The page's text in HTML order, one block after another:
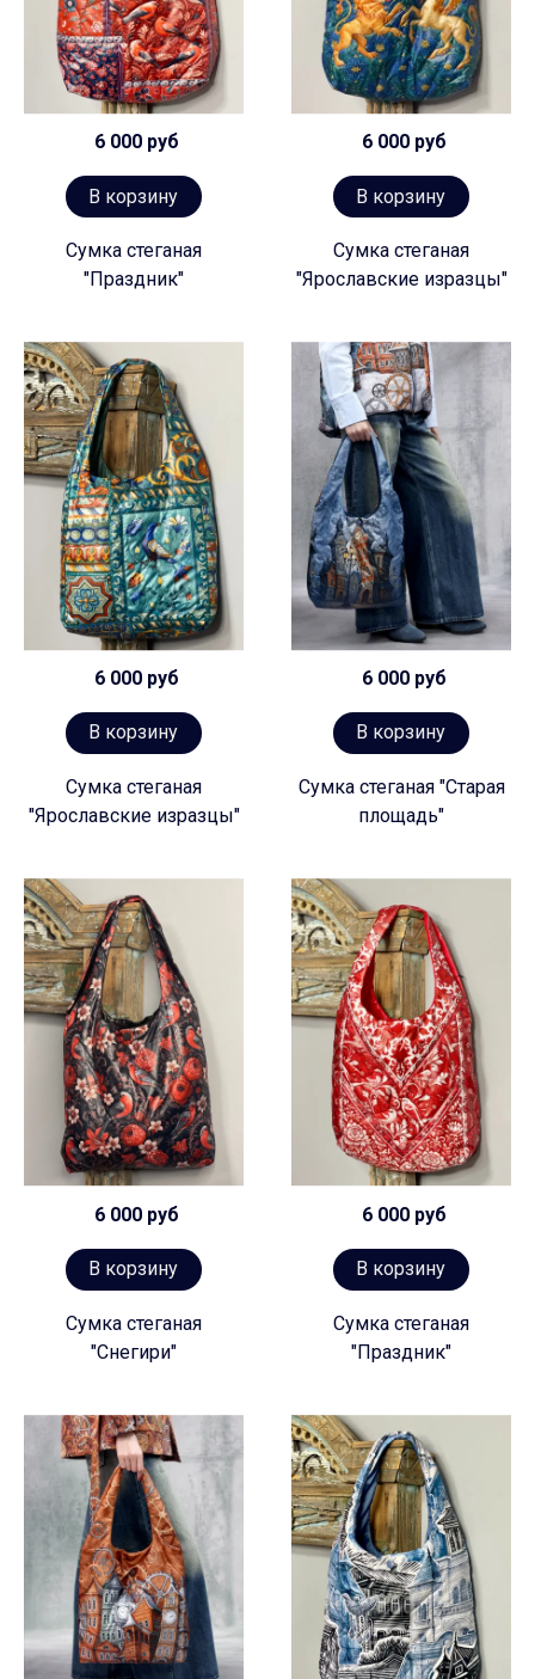
6 000 руб
В корзину
Сумка стеганая
"Праздник"
6 000 руб
В корзину
Сумка стеганая
"Ярославские изразцы"
6 000 руб
В корзину
Сумка стеганая
"Ярославские изразцы"
6 000 руб
В корзину
Сумка стеганая "Старая
площадь"
6 000 руб
В корзину
Сумка стеганая
"Снегири"
6 000 руб
В корзину
Сумка стеганая
"Праздник"